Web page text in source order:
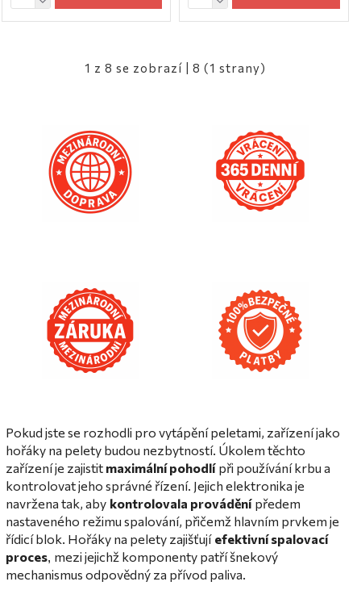
1 z 8 se zobrazí | 8 (1 strany)
Pokud jste se rozhodli pro vytápění peletami, zařízení jako
hořáky na pelety budou nezbytností. Úkolem těchto
zařízení je zajistit maximální pohodlí při používání krbu a
kontrolovat jeho správné řízení. Jejich elektronika je
navržena tak, aby kontrolovala provádění předem
nastaveného režimu spalování, přičemž hlavním prvkem je
řídicí blok. Hořáky na pelety zajišťují efektivní spalovací
proces, mezi jejichž komponenty patří šnekový
mechanismus odpovědný za přívod paliva.